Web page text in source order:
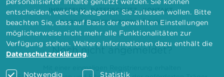
IMPRESSUM DATENSCHUTZ
KONTAKT
BARRIEREFREIHEITSERKLÄRUNG
Noch nicht angemeldet?
entscheiden, welche Kategorien Sie zulassen wollen. Bitte
beachten Sie, dass auf Basis der gewählten Einstellungen
möglicherweise nicht mehr alle Funktionalitäten zur
Verfügung stehen. Weitere Informationen dazu enthält die
Datenschutzerklärung.
Notwendig Statistik